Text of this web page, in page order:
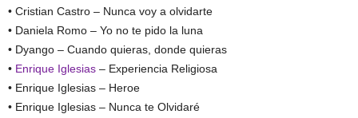
• Cristian Castro – Nunca voy a olvidarte
• Daniela Romo – Yo no te pido la luna
• Dyango – Cuando quieras, donde quieras
• Enrique Iglesias – Experiencia Religiosa
• Enrique Iglesias – Heroe
• Enrique Iglesias – Nunca te Olvidaré